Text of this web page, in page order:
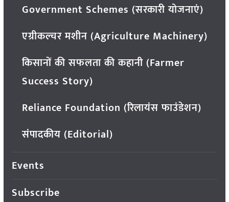
Government Schemes (सरकारी योजनाएं)
एग्रीकल्चर मशीन (Agriculture Machinery)
किसानों की सफलता की कहानी (Farmer
Success Story)
Reliance Foundation (रिलायंस फाउंडेशन)
संपादकीय (Editorial)
Events
Subscribe